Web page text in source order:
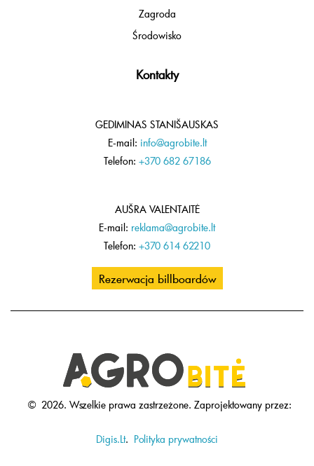
Zagroda
Środowisko
Kontakty
GEDIMINAS STANIŠAUSKAS
E-mail: info@agrobite.lt
Telefon: +370 682 67186
AUŠRA VALENTAITĖ
E-mail: reklama@agrobite.lt
Telefon: +370 614 62210
Rezerwacja billboardów
© 2026. Wszelkie prawa zastrzeżone. Zaprojektowany przez:
Digis.Lt. Polityka prywatności